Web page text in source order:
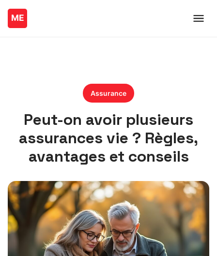
Assurance
Peut-on avoir plusieurs
assurances vie ? Règles,
avantages et conseils